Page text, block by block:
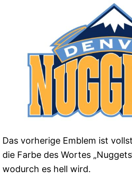
Das vorherige Emblem ist
die Farbe des Wortes
wodurch es hell wird.